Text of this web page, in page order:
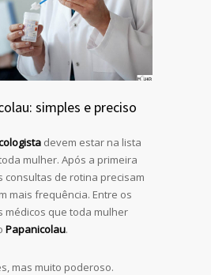
simples e preciso
devem estar na lista
mulher. Após a primeira
consultas de rotina precisam
mais frequência. Entre os
médicos que toda mulher
Papanicolau.
mas muito poderoso.